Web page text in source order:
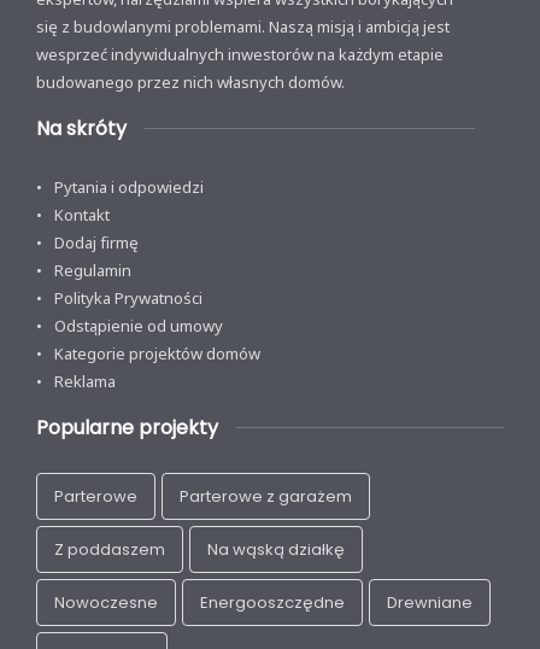
się z budowlanymi problemami. Naszą misją i ambicją jest
wesprzeć indywidualnych inwestorów na każdym etapie
budowanego przez nich własnych domów.
Na skróty
Pytania i odpowiedzi
Kontakt
Dodaj firmę
Regulamin
Polityka Prywatności
Odstąpienie od umowy
Kategorie projektów domów
Reklama
Popularne projekty
Parterowe Parterowe z garażem
Z poddaszem Na wąską działkę
Nowoczesne Energooszczędne Drewniane